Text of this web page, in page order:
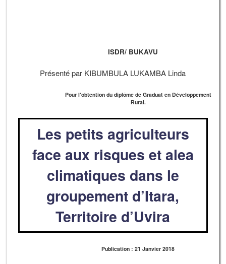
ISDR/ BUKAVU
Présenté par KIBUMBULA LUKAMBA Linda
Pour l'obtention du diplôme de Graduat en Développement
Rural.
Les petits agriculteurs
face aux risques et alea
climatiques dans le
groupement d’Itara,
Territoire d’Uvira
Publication : 21 Janvier 2018